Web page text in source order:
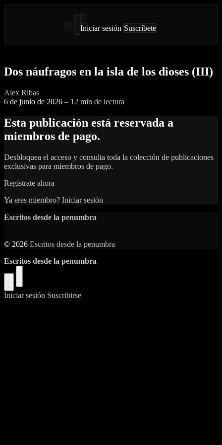
Iniciar sesión Suscríbete
Dos náufragos en la isla de los dioses (III)
Alex Ribas
6 de junio de 2026 – 12 min de lectura
Esta publicación está reservada a
miembros de pago.
Desbloquea el acceso y consulta toda la colección de publicaciones
exclusivas para miembros de pago.
Regístrate ahora
Ya eres miembro? Iniciar sesión
Escritos desde la penumbra
© 2026 Escritos desde la penumbra
Escritos desde la penumbra
Iniciar sesión Suscribirse